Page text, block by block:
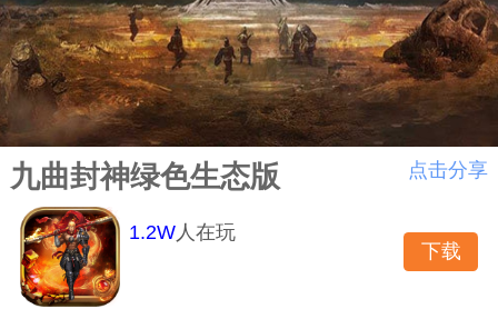
九曲封神绿色生态版 点击分享
1.2W人在玩
下载